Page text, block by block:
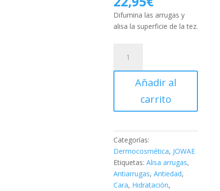
original
era:
25,00€.
precio
actual
es:
Difumina las arrugas y
alisa la superficie de la tez.
CREMA
RICA
ALISADORA
ANTIARRUGAS,
Añadir al
carrito
Categorías:
Dermocosmética, JOWAE
Etiquetas:Alisa arrugas,
Antiarrugas,Antiedad,
Cara, Hidratación,